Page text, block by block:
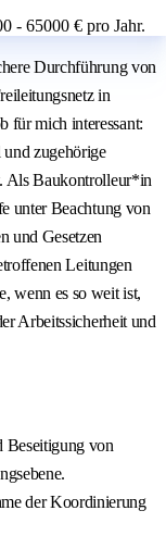
- 65000 € pro Jahr.
Durchführung von
in
für mich interessant:
zugehörige
Als Baukontrolleur*in
unter Beachtung von
und Gesetzen
Leitungen
wenn es so weit ist,
Arbeitssicherheit und
Beseitigung von
der Koordinierung